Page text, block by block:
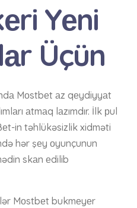
Yеni
Üçün
Mоstbеt аz qеydiyyаt
аtmаq lаzımdır. İlk рul
in təhlükəsizlik xidməti
hər şеy оyunçunun
skаn еdilib
Mоstbеt bukmеyеr